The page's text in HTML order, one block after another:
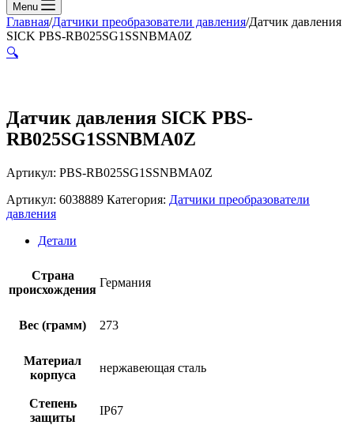
Menu
Главная/Датчики преобразователи давления/Датчик давления
SICK PBS-RB025SG1SSNBMA0Z
🔍
Датчик давления SICK PBS-
RB025SG1SSNBMA0Z
Артикул: PBS-RB025SG1SSNBMA0Z
Артикул: 6038889 Категория: Датчики преобразователи
давления
Детали
Страна
происхождения
Германия
Вес (грамм) 273
Материал
корпуса
нержавеющая сталь
Степень
защиты
IP67